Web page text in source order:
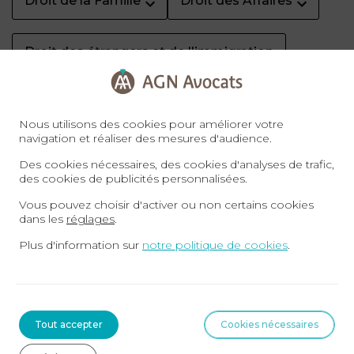
Droit des étrangers et de l'immigration
Droit Pénal Droits spécifiques
Français à l'étranger Immigration
Nous utilisons des cookies pour améliorer votre
navigation et réaliser des mesures d'audience.
Des cookies nécessaires, des cookies d'analyses de trafic,
des cookies de publicités personnalisées.
Vous pouvez choisir d'activer ou non certains cookies
dans les réglages.
Plus d'information sur notre politique de cookies.
Tout accepter Cookies nécessaires